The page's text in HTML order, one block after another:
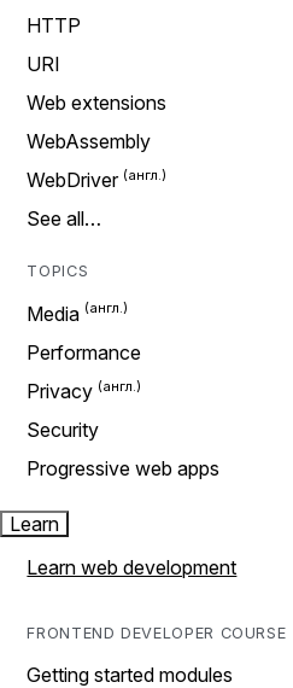
HTTP
URI
Web extensions
WebAssembly
WebDriver
See all…
TOPICS
Media
Performance
Privacy
Security
Progressive web apps
Learn
Learn web development
FRONTEND DEVELOPER COURSE
Getting started modules